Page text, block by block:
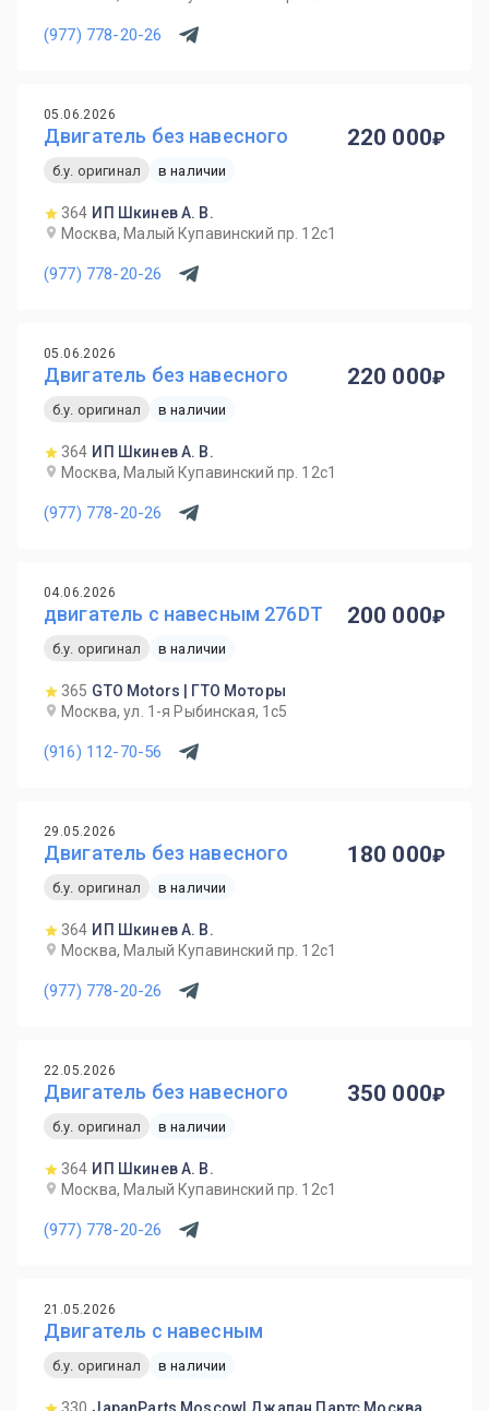
(977) 778-20-26
05.06.2026
Двигатель без навесного
б.у. оригинал в наличии
364 ИП Шкинев А. В.
Москва, Малый Купавинский пр. 12с1
(977) 778-20-26
220 000
05.06.2026
Двигатель без навесного
б.у. оригинал в наличии
364 ИП Шкинев А. В.
Москва, Малый Купавинский пр. 12с1
(977) 778-20-26
220 000
04.06.2026
двигатель с навесным 276DT
б.у. оригинал в наличии
365 GTO Motors | ГТО Моторы
Москва, ул. 1-я Рыбинская, 1с5
(916) 112-70-56
200 000
29.05.2026
Двигатель без навесного
б.у. оригинал в наличии
364 ИП Шкинев А. В.
Москва, Малый Купавинский пр. 12с1
(977) 778-20-26
180 000
22.05.2026
Двигатель без навесного
б.у. оригинал в наличии
364 ИП Шкинев А. В.
Москва, Малый Купавинский пр. 12с1
(977) 778-20-26
350 000
21.05.2026
Двигатель с навесным
б.у. оригинал в наличии